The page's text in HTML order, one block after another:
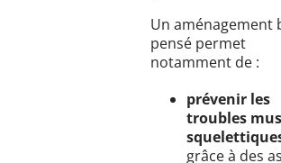
Un aménagement
pensé permet
notamment de :
prévenir les
troubles
grâce à des